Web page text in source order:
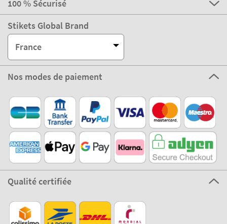
Service clients
A propos de STIKETS
100 % Sécurisé
Stikets Global Brand
France
Nos modes de paiement